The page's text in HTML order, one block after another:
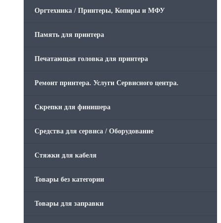
Оргтехника / Принтеры, Копиры и МФУ
Память для принтера
Печатающая головка для принтера
Ремонт принтера. Услуги Сервисного центра.
Скрепки для финишера
Средства для сервиса / Оборудование
Стяжки для кабеля
Товары без категории
Товары для заправки